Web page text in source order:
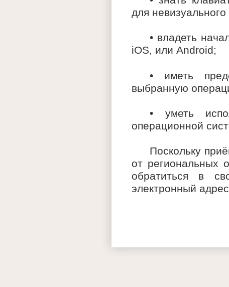
для
• владеть
iOS, или Android;
• иметь
выбранную
• уметь
операционной
Поскольку
от региональных
обратиться в
электронный адрес